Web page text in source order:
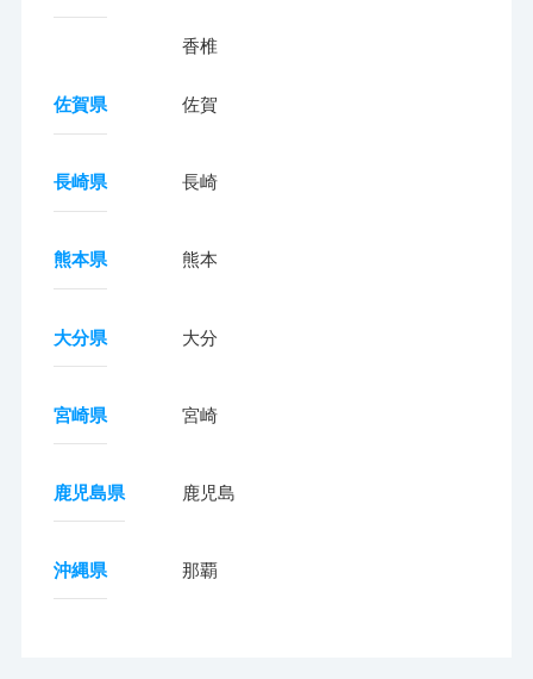
香椎
佐賀県 佐賀
長崎県 長崎
熊本県 熊本
大分県 大分
宮崎県 宮崎
鹿児島県 鹿児島
沖縄県 那覇